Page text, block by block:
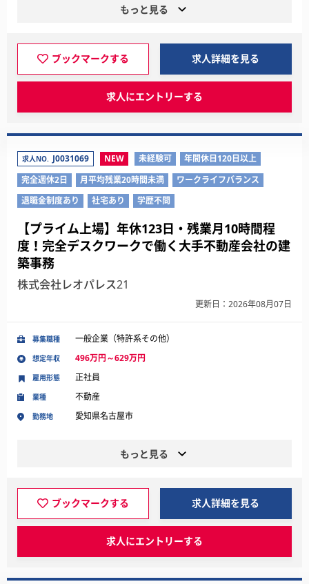
もっと見る
ブックマークする 求人詳細を見る
求人にエントリーする
求人NO. J0031069 NEW 未経験可
年間休日120日以上
完全週休2日
月平均残業20時間未満
ワークライフバランス
退職金制度あり
社宅あり 学歴不問
【プライム上場】年休123日・残業月10時間程
度！完全デスクワークで働く大手不動産会社の建
築事務
株式会社レオパレス21
更新日：2026年08月07日
募集職種 一般企業（特許系その他）
想定年収 496万円～629万円
業種 不動産
勤務地 愛知県名古屋市
雇用形態 正社員
もっと見る
ブックマークする 求人詳細を見る
求人にエントリーする